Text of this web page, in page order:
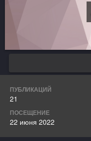
ПУБЛИКАЦИЙ
21
ПОСЕЩЕНИЕ
22 июня 2022